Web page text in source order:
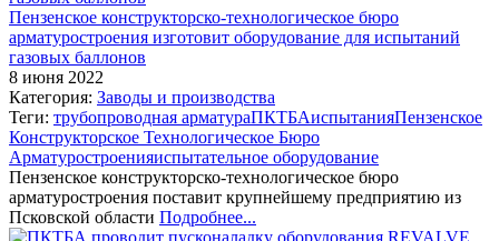
Пензенское конструкторско-технологическое бюро
арматуростроения изготовит оборудование для испытаний
газовых баллонов
8 июня 2022
Категория: Заводы и производства
Теги: трубопроводная арматураПКТБАиспытанияПензенское
Конструкторское Технологическое Бюро
Арматуростроенияиспытательное оборудование
Пензенское конструкторско-технологическое бюро
арматуростроения поставит крупнейшему предприятию из
Псковской области Подробнее...